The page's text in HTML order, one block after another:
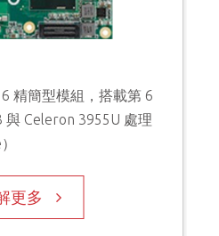
精簡型模組，搭載第 6
Celeron 3955U 處理
更多